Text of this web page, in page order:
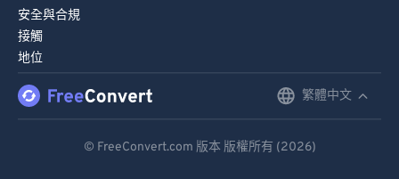
安全與合規
接觸
地位
繁體中文
© FreeConvert.com 版本 版權所有 (2026)